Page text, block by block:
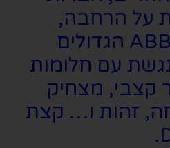
על הרחבה,
ולצלילי להיטי-ABBA הגדולים
עם חלומות
קצבי, מצחיק
זהות ו… קצת